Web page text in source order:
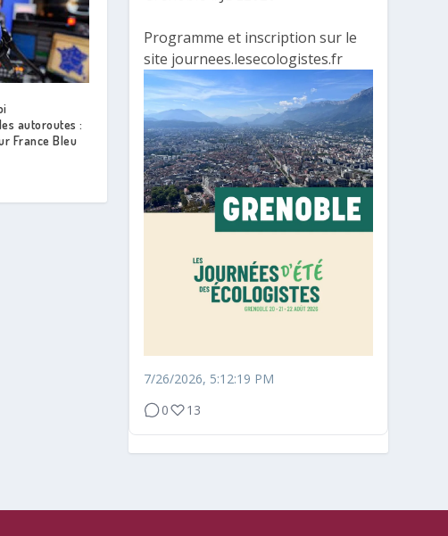
autoroutes :
France Bleu
Programme et inscription sur le
site journees.lesecologistes.fr
7/26/2026, 5:12:19 PM
0
13